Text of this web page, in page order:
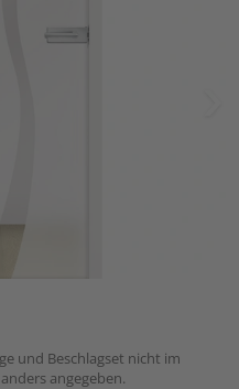
und Beschlagset nicht im
angegeben.